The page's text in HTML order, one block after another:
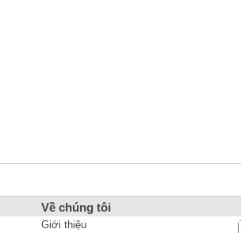
Về chúng tôi
Giới thiệu